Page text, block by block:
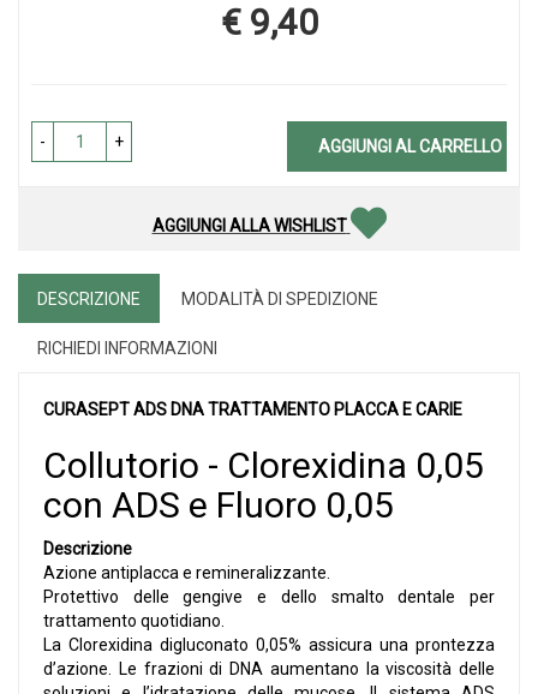
Prezzo
€ 9,40
- + AGGIUNGI AL CARRELLO
AGGIUNGI ALLA WISHLIST
DESCRIZIONE MODALITÀ DI SPEDIZIONE
RICHIEDI INFORMAZIONI
CURASEPT ADS DNA TRATTAMENTO PLACCA E CARIE
Collutorio - Clorexidina 0,05
con ADS e Fluoro 0,05
Descrizione
Azione antiplacca e remineralizzante.
Protettivo delle gengive e dello smalto dentale per
trattamento quotidiano.
La Clorexidina digluconato 0,05% assicura una prontezza
d’azione. Le frazioni di DNA aumentano la viscosità delle